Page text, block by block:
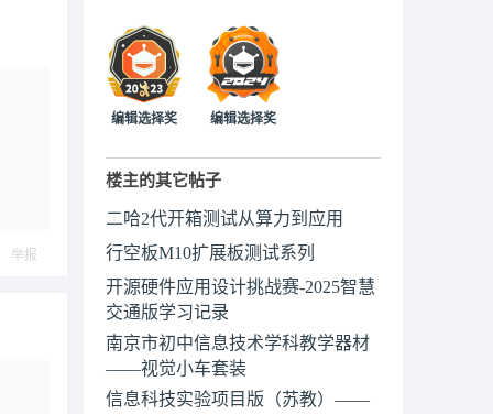
举报
编辑选择奖 编辑选择奖
楼主的其它帖子
二哈2代开箱测试从算力到应用
行空板M10扩展板测试系列
开源硬件应用设计挑战赛-2025智慧
交通版学习记录
南京市初中信息技术学科教学器材
——视觉小车套装
信息科技实验项目版（苏教）——